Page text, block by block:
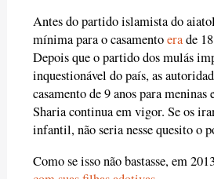
Antes do partido islamista do
mínima para o casamentoerade
Depois que o partido dos mulás
inquestionável do país, as
casamento de 9 anos para
Sharia continua em vigor. Se os
infantil, não seria nesse quesito o
Como se isso não bastasse, em